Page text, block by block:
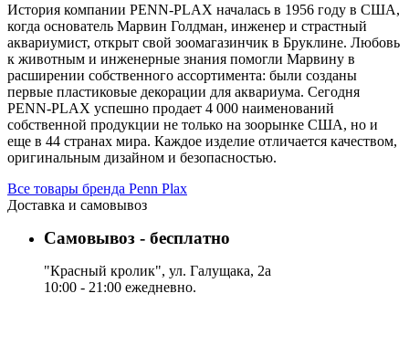
История компании PENN-PLAX началась в 1956 году в США,
когда основатель Марвин Голдман, инженер и страстный
аквариумист, открыт свой зоомагазинчик в Бруклине. Любовь
к животным и инженерные знания помогли Марвину в
расширении собственного ассортимента: были созданы
первые пластиковые декорации для аквариума. Сегодня
PENN-PLAX успешно продает 4 000 наименований
собственной продукции не только на зоорынке США, но и
еще в 44 странах мира. Каждое изделие отличается качеством,
оригинальным дизайном и безопасностью.
Все товары бренда Penn Plax
Доставка и самовывоз
Самовывоз - бесплатно
"Красный кролик", ул. Галущака, 2а
10:00 - 21:00 ежедневно.